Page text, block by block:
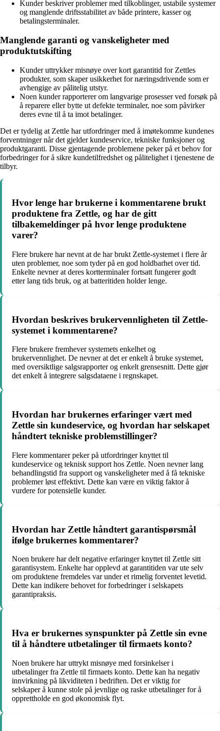
Kunder beskriver problemer med tilkoblinger, ustabile systemer
og manglende driftsstabilitet av både printere, kasser og
betalingsterminaler.
Manglende garanti og vanskeligheter med
produktutskifting
Kunder uttrykker misnøye over kort garantitid for Zettles
produkter, som skaper usikkerhet for næringsdrivende som er
avhengige av pålitelig utstyr.
Noen kunder rapporterer om langvarige prosesser ved forsøk på
å reparere eller bytte ut defekte terminaler, noe som påvirker
deres evne til å ta imot betalinger.
Det er tydelig at Zettle har utfordringer med å imøtekomme kundenes
forventninger når det gjelder kundeservice, tekniske funksjoner og
produktgaranti. Disse gjentagende problemene peker på et behov for
forbedringer for å sikre kundetilfredshet og pålitelighet i tjenestene de
tilbyr.
Hvor lenge har brukerne i kommentarene brukt
produktene fra Zettle, og har de gitt
tilbakemeldinger på hvor lenge produktene
varer?
Flere brukere har nevnt at de har brukt Zettle-systemet i flere år
uten problemer, noe som tyder på en god holdbarhet over tid.
Enkelte nevner at deres kortterminaler fortsatt fungerer godt
etter lang tids bruk, og at batteritiden holder lenge.
Hvordan beskrives brukervennligheten til Zettle-
systemet i kommentarene?
Flere brukere fremhever systemets enkelhet og
brukervennlighet. De nevner at det er enkelt å bruke systemet,
med oversiktlige salgsrapporter og enkelt grensesnitt. Dette gjør
det enkelt å integrere salgsdataene i regnskapet.
Hvordan har brukernes erfaringer vært med
Zettle sin kundeservice, og hvordan har selskapet
håndtert tekniske problemstillinger?
Flere kommentarer peker på utfordringer knyttet til
kundeservice og teknisk support hos Zettle. Noen nevner lang
behandlingstid fra support og vanskeligheter med å få tekniske
problemer løst effektivt. Dette kan være en viktig faktor å
vurdere for potensielle kunder.
Hvordan har Zettle håndtert garantispørsmål
ifølge brukernes kommentarer?
Noen brukere har delt negative erfaringer knyttet til Zettle sitt
garantisystem. Enkelte har opplevd at garantitiden var ute selv
om produktene fremdeles var under et rimelig forventet levetid.
Dette kan indikere behovet for forbedringer i selskapets
garantipraksis.
Hva er brukernes synspunkter på Zettle sin evne
til å håndtere utbetalinger til firmaets konto?
Noen brukere har uttrykt misnøye med forsinkelser i
utbetalinger fra Zettle til firmaets konto. Dette kan ha negativ
innvirkning på likviditeten i bedriften. Det er viktig for
selskaper å kunne stole på jevnlige og raske utbetalinger for å
opprettholde en god økonomisk flyt.